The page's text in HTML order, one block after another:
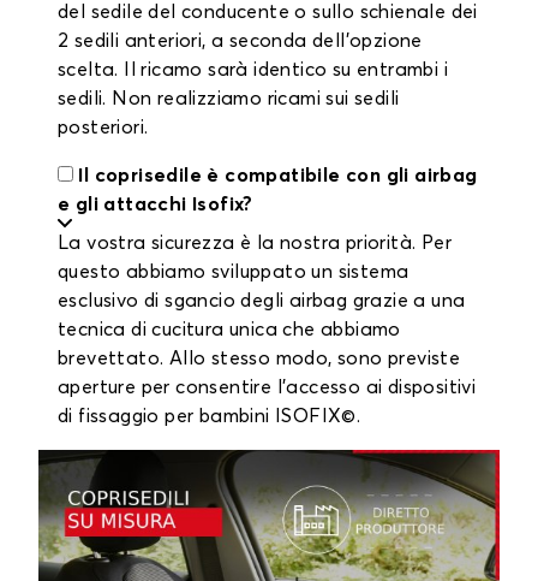
del sedile del conducente o sullo schienale dei
2 sedili anteriori, a seconda dell'opzione
scelta. Il ricamo sarà identico su entrambi i
sedili. Non realizziamo ricami sui sedili
posteriori.
Il coprisedile è compatibile con gli airbag
e gli attacchi Isofix?
La vostra sicurezza è la nostra priorità. Per
questo abbiamo sviluppato un sistema
esclusivo di sgancio degli airbag grazie a una
tecnica di cucitura unica che abbiamo
brevettato. Allo stesso modo, sono previste
aperture per consentire l'accesso ai dispositivi
di fissaggio per bambini ISOFIX©.